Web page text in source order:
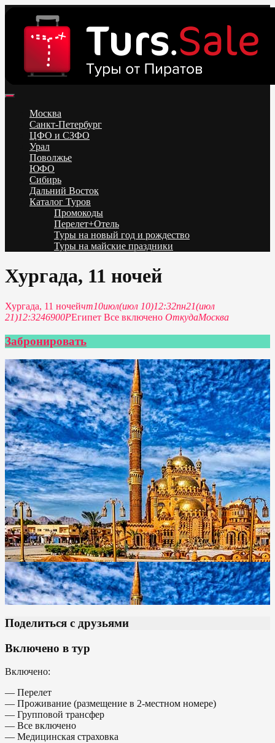
content
Низкие цены на путевки 3-7-10 ночей все включено, отдых на
море. Распродажа экскурсионных и горнолыжных туров.
Обновление каждый день. Официальный сайт Тур Сейл
Москва
Санкт-Петербург
ЦФО и СЗФО
Урал
Поволжье
ЮФО
Сибирь
Дальний Восток
Каталог Туров
Промокоды
Перелет+Отель
Туры на новый год и рождество
Туры на майские праздники
Хургада, 11 ночей
Хургада, 11 ночейчт10июл(июл 10)12:32пн21(июл
21)12:3246900PЕгипет Все включено ОткудаМосква
Забронировать
Поделиться с друзьями
Включено в тур
Включено:
— Перелет
— Проживание (размещение в 2-местном номере)
— Групповой трансфер
— Все включено
— Медицинская страховка